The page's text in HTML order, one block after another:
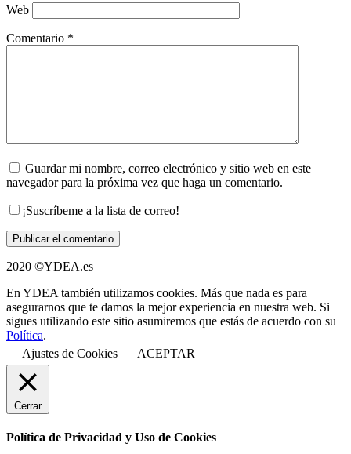
Web
Comentario *
Guardar mi nombre, correo electrónico y sitio web en este
navegador para la próxima vez que haga un comentario.
¡Suscríbeme a la lista de correo!
2020 ©YDEA.es
En YDEA también utilizamos cookies. Más que nada es para
asegurarnos que te damos la mejor experiencia en nuestra web. Si
sigues utilizando este sitio asumiremos que estás de acuerdo con su
Política.
Ajustes de Cookies
ACEPTAR
Cerrar
Política de Privacidad y Uso de Cookies